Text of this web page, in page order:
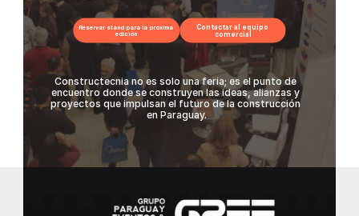
Reservar stand para la proxima
edición
Contactar al equipo
comercial
Constructecnia no es solo una feria; es el punto de
encuentro donde se construyen las ideas, alianzas y
proyectos que impulsan el futuro de la construcción
en Paraguay.